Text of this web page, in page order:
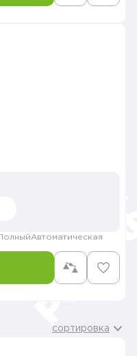
Автоматическая
сортировка